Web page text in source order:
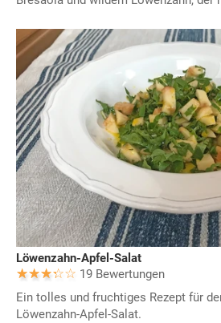
Löwenzahn-Apfel-Salat
19 Bewertungen
Ein tolles und fruchtiges Rezept für
Löwenzahn-Apfel-Salat.